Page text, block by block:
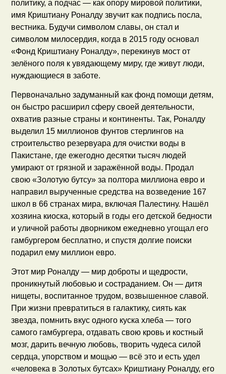
политику, а подчас — как опору мировой политики,
имя Криштиану Роналду звучит как подпись посла,
вестника. Будучи символом славы, он стал и
символом милосердия, когда в 2015 году основал
«Фонд Криштиану Роналду», перекинув мост от
зелёного поля к увядающему миру, где живут люди,
нуждающиеся в заботе.
Первоначально задуманный как фонд помощи детям,
он быстро расширил сферу своей деятельности,
охватив разные страны и континенты. Так, Роналду
выделил 15 миллионов фунтов стерлингов на
строительство резервуара для очистки воды в
Пакистане, где ежегодно десятки тысяч людей
умирают от грязной и заражённой воды. Продал
свою «Золотую бутсу» за полтора миллиона евро и
направил вырученные средства на возведение 167
школ в 66 странах мира, включая Палестину. Нашёл
хозяина киоска, который в годы его детской бедности
и уличной работы дворником ежедневно угощал его
гамбургером бесплатно, и спустя долгие поиски
подарил ему миллион евро.
Этот мир Роналду — мир доброты и щедрости,
проникнутый любовью и состраданием. Он — дитя
нищеты, воспитанное трудом, возвышенное славой.
При жизни превратиться в галактику, сиять как
звезда, помнить вкус одного куска хлеба — того
самого гамбургера, отдавать свою кровь и костный
мозг, дарить вечную любовь, творить чудеса силой
сердца, упорством и мощью — всё это и есть удел
«человека в Золотых бутсах» Криштиану Роналду, его